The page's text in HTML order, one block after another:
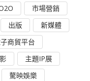
市場營銷
出版
新媒體
商貿平台
主題IP展
驁映娛樂